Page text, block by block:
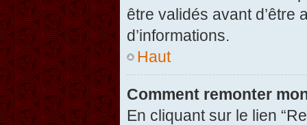
être validés avant d’être
d’informations.
Haut
Comment remonter
En cliquant sur le lien